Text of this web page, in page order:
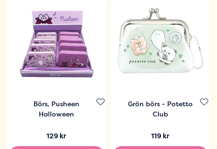
Börs, Pusheen
Halloween
129 kr
Grön börs - Potetto
Club
119 kr